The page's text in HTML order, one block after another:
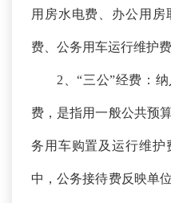
用房水电费、办公用
费、公务用车运行维护
2、“三公”经费：
费，是指用一般公共预
务用车购置及运行维护
中，公务接待费反映单